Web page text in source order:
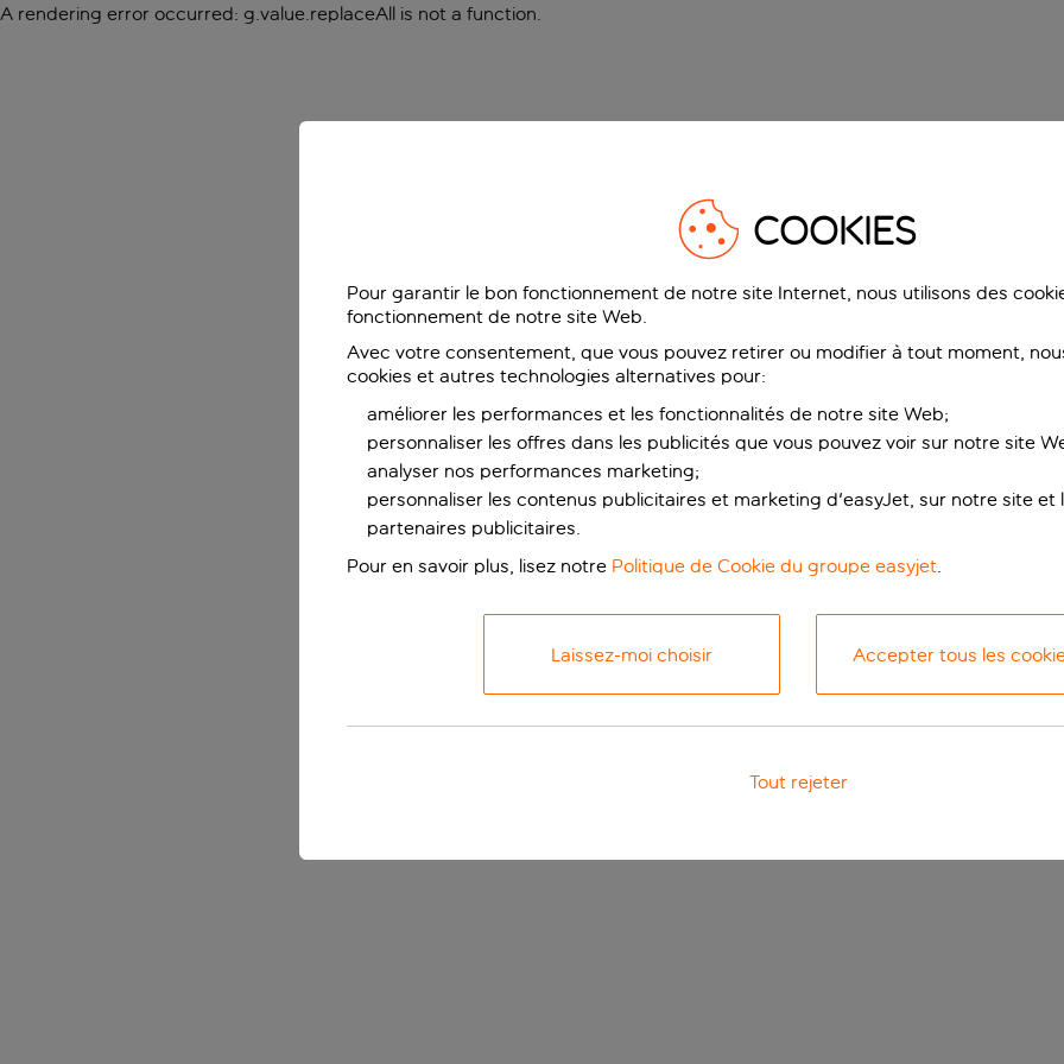
A rendering error occurred: g.value.replaceAll is not a function.
COOKIES
Pour garantir le bon fonctionnement de notre site Internet, nous utilisons des
fonctionnement de notre site Web.
Avec votre consentement, que vous pouvez retirer ou modifier à tout moment,
cookies et autres technologies alternatives pour:
améliorer les performances et les fonctionnalités de notre site Web;
personnaliser les offres dans les publicités que vous pouvez voir sur notre site
analyser nos performances marketing;
personnaliser les contenus publicitaires et marketing d'easyJet, sur notre site et
partenaires publicitaires.
Pour en savoir plus, lisez notre Politique de Cookie du groupe easyjet.
Laissez-moi choisir Accepter tous les
Tout rejeter